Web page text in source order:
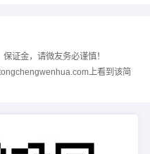
证金，请微友务必谨慎！
上看到该简